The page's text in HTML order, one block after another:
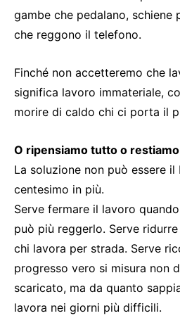
gambe che pedalano, schiene
che reggono il telefono.
Finché non accetteremo che
significa lavoro immateriale,
morire di caldo chi ci porta il
O ripensiamo tutto o
La soluzione non può essere
centesimo in più.
Serve fermare il lavoro
può più reggerlo. Serve
chi lavora per strada. Serve
progresso vero si misura non
scaricato, ma da quanto
lavora nei giorni più difficili.